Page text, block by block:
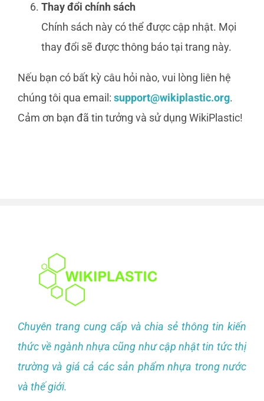
Thay đổi chính sách
Chính sách này có thể được cập nhật. Mọi
thay đổi sẽ được thông báo tại trang này.
Nếu bạn có bất kỳ câu hỏi nào, vui lòng liên hệ
chúng tôi qua email: support@wikiplastic.org.
Cảm ơn bạn đã tin tưởng và sử dụng WikiPlastic!
Chuyên trang cung cấp và chia sẻ thông tin kiến
thức về ngành nhựa cũng như cập nhật tin tức thị
trường và giá cả các sản phẩm nhựa trong nước
và thế giới.